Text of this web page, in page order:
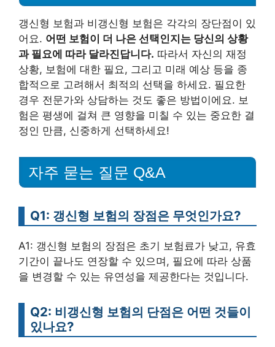
갱신형 보험과 비갱신형 보험은 각각의 장단점이 있
어요. 어떤 보험이 더 나은 선택인지는 당신의 상황
과 필요에 따라 달라진답니다. 따라서 자신의 재정
상황, 보험에 대한 필요, 그리고 미래 예상 등을 종
합적으로 고려해서 최적의 선택을 하세요. 필요한
경우 전문가와 상담하는 것도 좋은 방법이에요. 보
험은 평생에 걸쳐 큰 영향을 미칠 수 있는 중요한 결
정인 만큼, 신중하게 선택하세요!
자주 묻는 질문 Q&A
Q1: 갱신형 보험의 장점은 무엇인가요?
A1: 갱신형 보험의 장점은 초기 보험료가 낮고, 유효
기간이 끝나도 연장할 수 있으며, 필요에 따라 상품
을 변경할 수 있는 유연성을 제공한다는 것입니다.
Q2: 비갱신형 보험의 단점은 어떤 것들이
있나요?